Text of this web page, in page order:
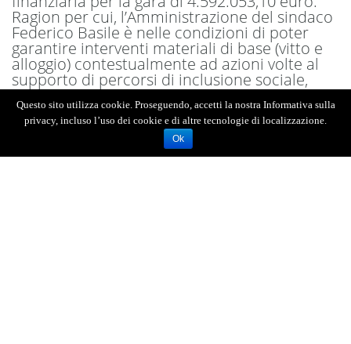
Ragion per cui, l’Amministrazione del sindaco
Federico Basile è nelle condizioni di poter
garantire interventi materiali di base (vitto e
alloggio) contestualmente ad azioni volte al
supporto di percorsi di inclusione sociale,
funzionali alla (ri)conquista dell’autonomia
individuale da parte delle persone accolte.
Questo sito utilizza cookie. Proseguendo, accetti la nostra Informativa sulla
privacy, incluso l’uso dei cookie e di altre tecnologie di localizzazione.
Ok